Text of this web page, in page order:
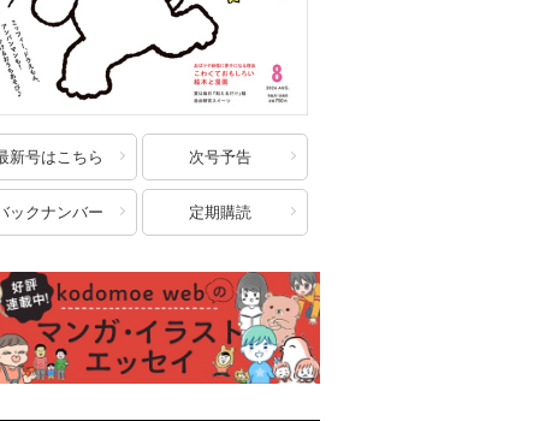
新号はこちら 次号予告
ックナンバー 定期購読